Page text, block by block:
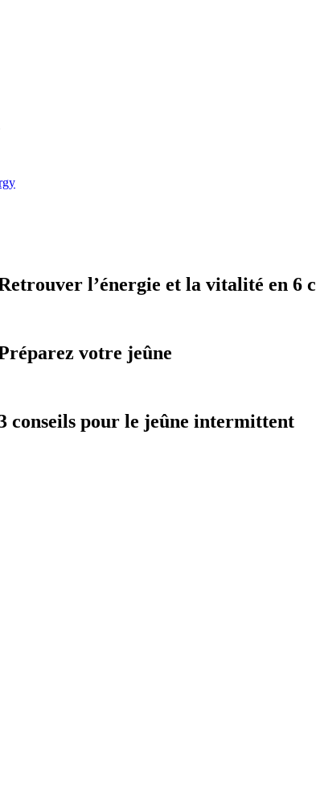
l’énergie et la vitalité en 6
votre jeûne
pour le jeûne intermittent